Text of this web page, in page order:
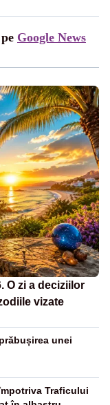
Google News
O zi a deciziilor
vizate
unei
Traficului